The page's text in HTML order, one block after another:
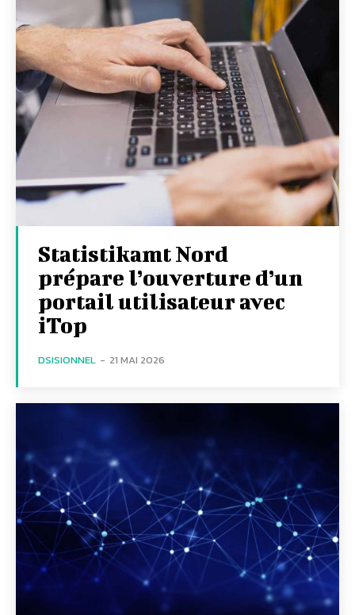
Statistikamt Nord
prépare l’ouverture d’un
portail utilisateur avec
iTop
DSISIONNEL - 21 MAI 2026